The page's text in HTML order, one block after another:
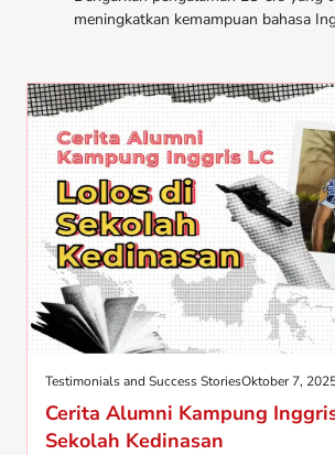
meningkatkan kemampuan bahasa
Testimonials and Success StoriesOktober 7,
Cerita Alumni Kampung
Sekolah Kedinasan